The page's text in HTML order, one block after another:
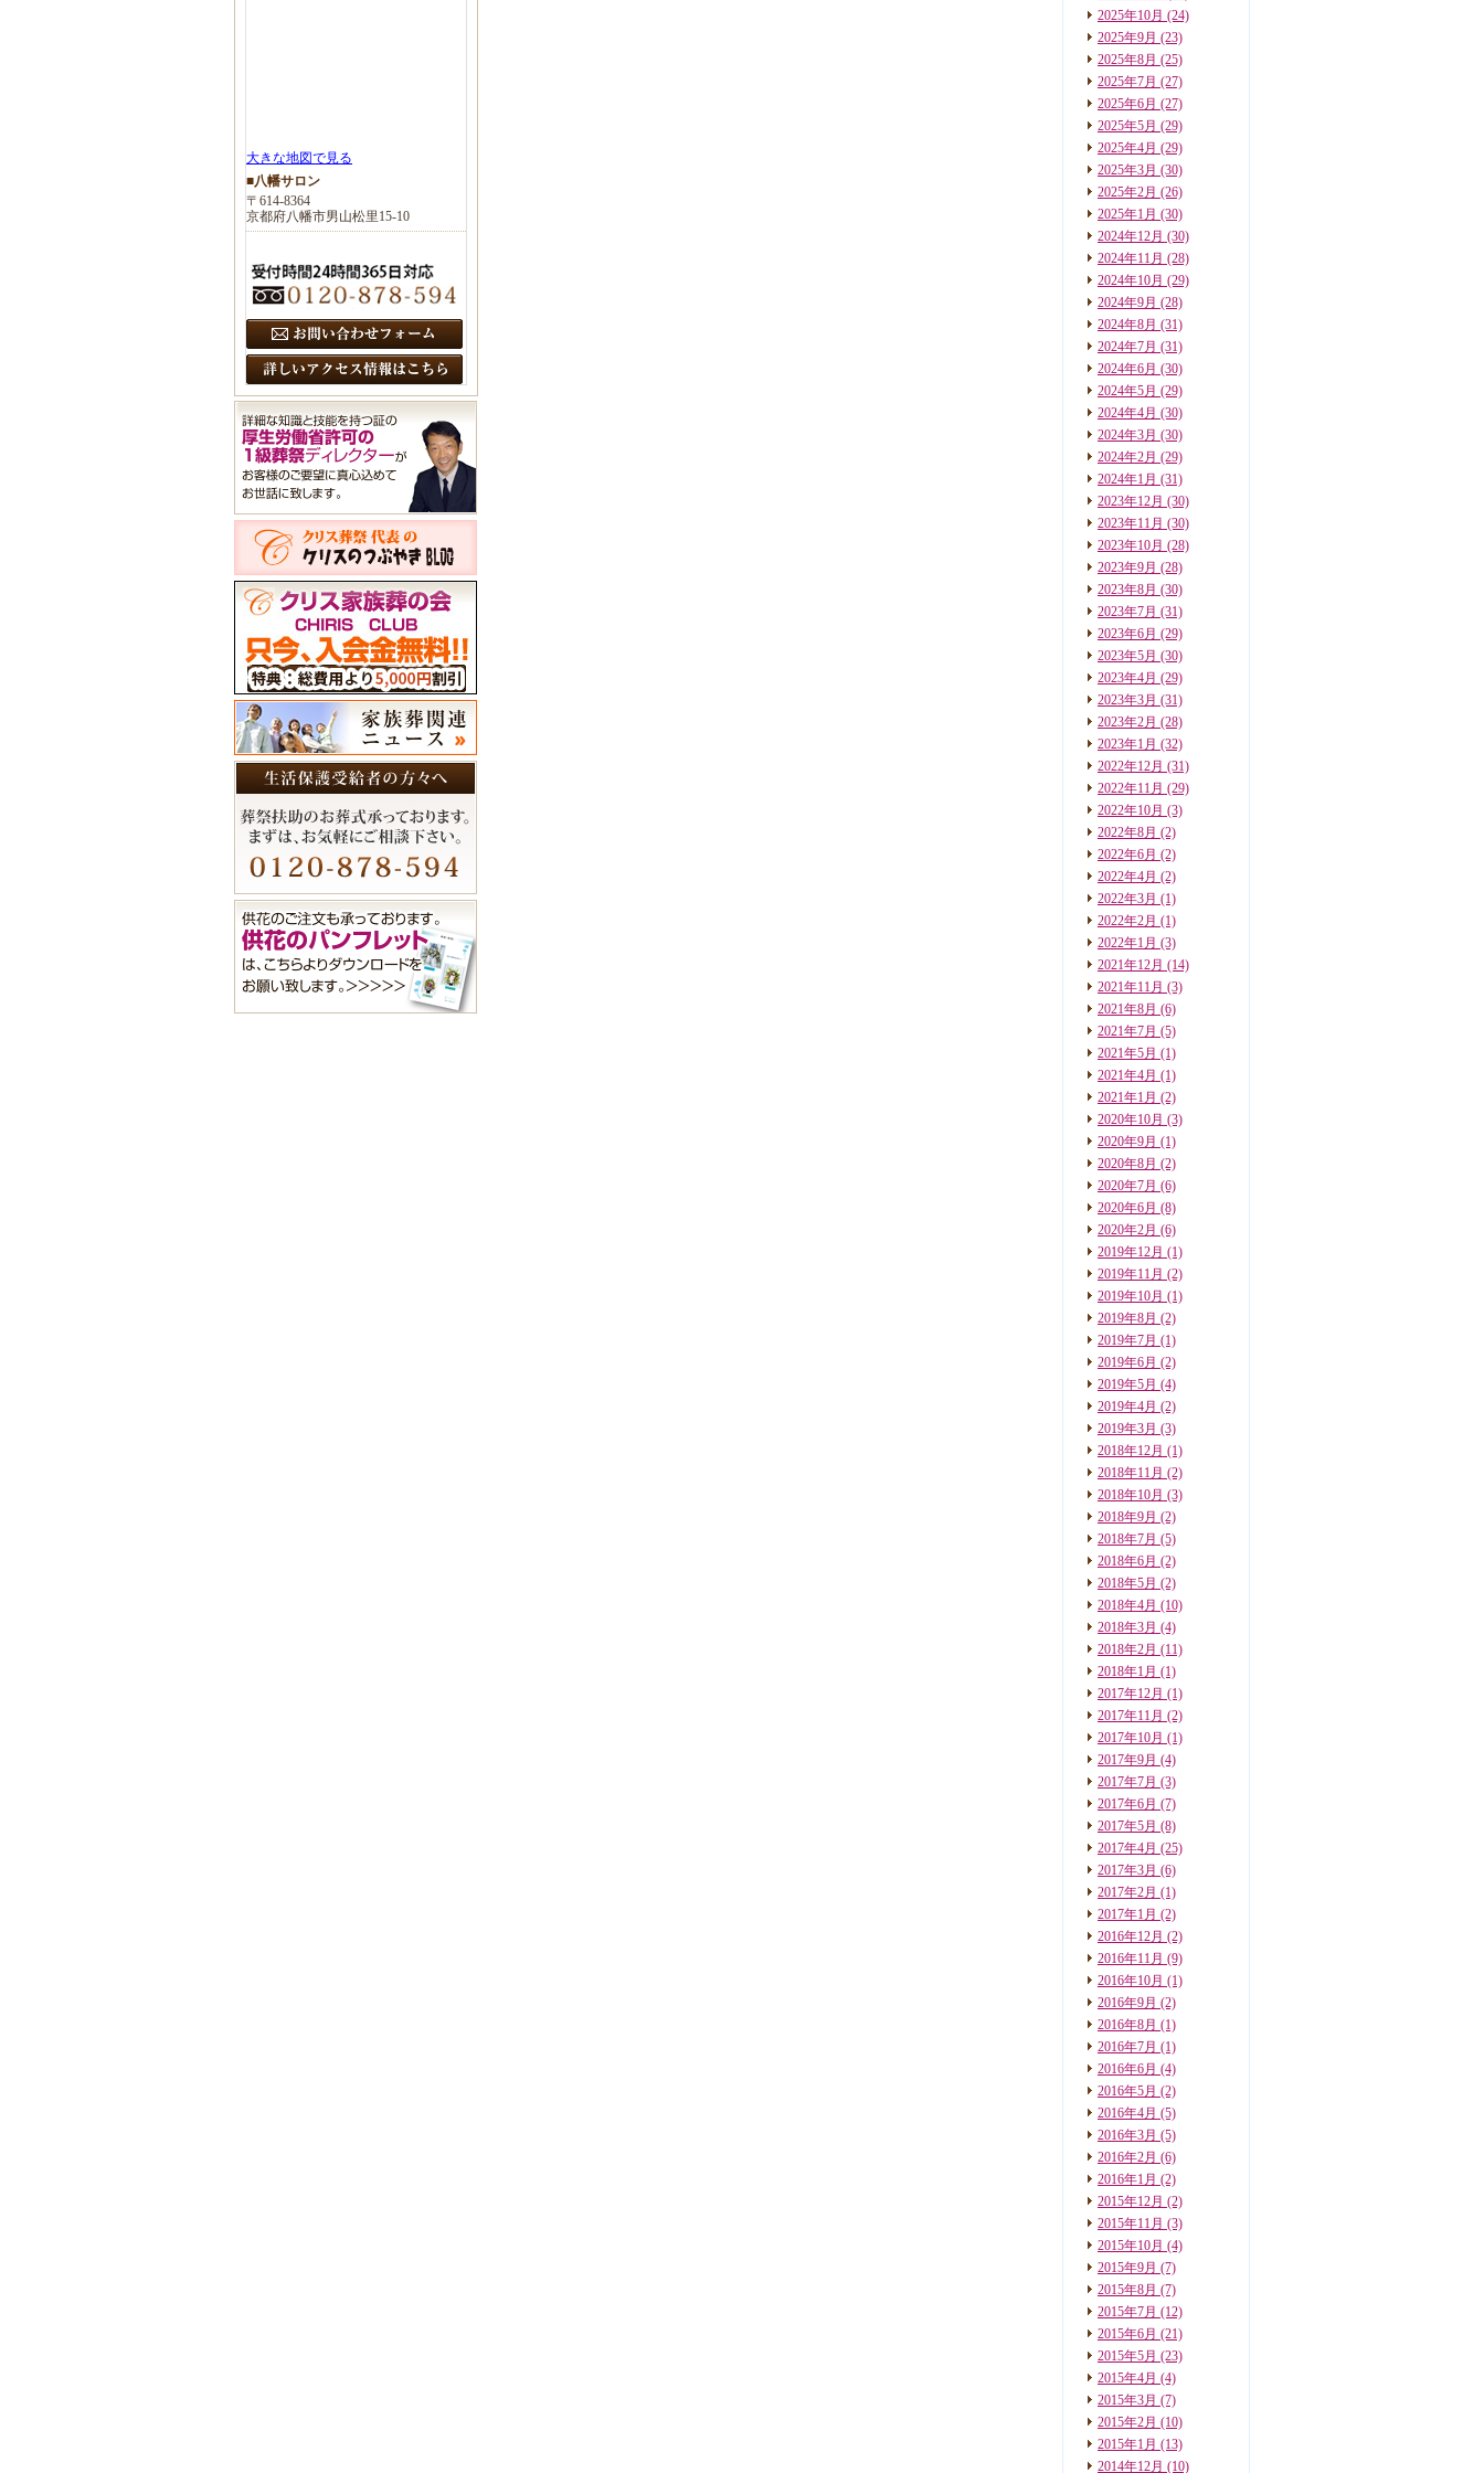
2025年10月 (24)
2025年9月 (23)
2025年8月 (25)
2025年7月 (27)
2025年6月 (27)
2025年5月 (29)
2025年4月 (29)
2025年3月 (30)
2025年2月 (26)
2025年1月 (30)
2024年12月 (30)
2024年11月 (28)
2024年10月 (29)
2024年9月 (28)
2024年8月 (31)
2024年7月 (31)
2024年6月 (30)
2024年5月 (29)
2024年4月 (30)
2024年3月 (30)
2024年2月 (29)
2024年1月 (31)
2023年12月 (30)
2023年11月 (30)
2023年10月 (28)
2023年9月 (28)
2023年8月 (30)
2023年7月 (31)
2023年6月 (29)
2023年5月 (30)
2023年4月 (29)
2023年3月 (31)
2023年2月 (28)
2023年1月 (32)
2022年12月 (31)
2022年11月 (29)
2022年10月 (3)
2022年8月 (2)
2022年6月 (2)
2022年4月 (2)
2022年3月 (1)
2022年2月 (1)
2022年1月 (3)
2021年12月 (14)
2021年11月 (3)
2021年8月 (6)
2021年7月 (5)
2021年5月 (1)
2021年4月 (1)
2021年1月 (2)
2020年10月 (3)
2020年9月 (1)
2020年8月 (2)
2020年7月 (6)
2020年6月 (8)
2020年2月 (6)
2019年12月 (1)
2019年11月 (2)
2019年10月 (1)
2019年8月 (2)
2019年7月 (1)
2019年6月 (2)
2019年5月 (4)
2019年4月 (2)
2019年3月 (3)
2018年12月 (1)
2018年11月 (2)
2018年10月 (3)
2018年9月 (2)
2018年7月 (5)
2018年6月 (2)
2018年5月 (2)
2018年4月 (10)
2018年3月 (4)
2018年2月 (11)
2018年1月 (1)
2017年12月 (1)
2017年11月 (2)
2017年10月 (1)
2017年9月 (4)
2017年7月 (3)
2017年6月 (7)
2017年5月 (8)
2017年4月 (25)
2017年3月 (6)
2017年2月 (1)
2017年1月 (2)
2016年12月 (2)
2016年11月 (9)
2016年10月 (1)
2016年9月 (2)
2016年8月 (1)
2016年7月 (1)
2016年6月 (4)
2016年5月 (2)
2016年4月 (5)
2016年3月 (5)
2016年2月 (6)
2016年1月 (2)
2015年12月 (2)
2015年11月 (3)
2015年10月 (4)
2015年9月 (7)
2015年8月 (7)
2015年7月 (12)
2015年6月 (21)
2015年5月 (23)
2015年4月 (4)
2015年3月 (7)
2015年2月 (10)
2015年1月 (13)
2014年12月 (10)
大きな地図で見る
■八幡サロン
〒614-8364
京都府八幡市男山松里15-10